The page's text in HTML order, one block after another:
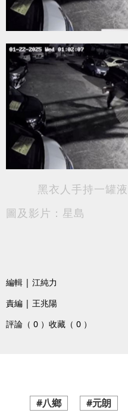
黑衣人手持一罐
圖及影片：星島
編輯 | 江純力
責編 | 王兆陽
評論（ 0 ） 收藏（ 0 ）
#八鄉 #元朗